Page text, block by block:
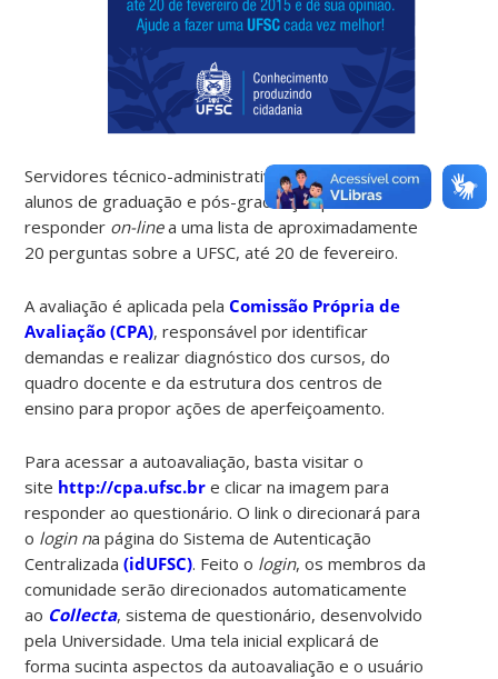
Servidores técnico-administrativos, professores e
alunos de graduação e pós-graduação podem
responder on-linea uma lista de aproximadamente
20 perguntas sobre a UFSC, até 20 de fevereiro.
A avaliação é aplicada pelaComissão Própria de
Avaliação (CPA), responsável por identificar
demandas e realizar diagnóstico dos cursos, do
quadro docente e da estrutura dos centros de
ensino para propor ações de aperfeiçoamento.
Para acessar a autoavaliação, basta visitar o
site http://cpa.ufsc.bre clicar na imagem para
responder ao questionário. O link o direcionará para
o loginna página do Sistema de Autenticação
Centralizada(idUFSC). Feito o login, os membros da
comunidade serão direcionados automaticamente
ao Collecta, sistema de questionário, desenvolvido
pela Universidade. Uma tela inicial explicará de
forma sucinta aspectos da autoavaliação e o usuário